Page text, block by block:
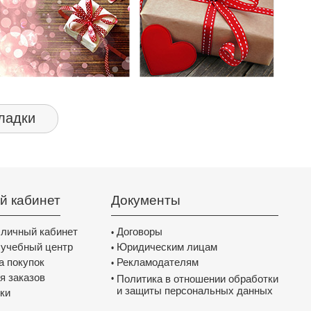
кабинет
кабинет
центр
покупок
заказов
Документы
• Договоры
• Юридическим лицам
• Рекламодателям
• Политика в отношении обработки
и защиты персональных данных